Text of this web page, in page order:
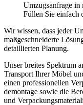
Umzugsanfrage in
Füllen Sie einfach
Wir wissen, dass jeder
maßgeschneiderte
detaillierten Planung.
Unser breites Spektrum
Transport Ihrer Möbel
einen professionellen
demontage sowie die
und